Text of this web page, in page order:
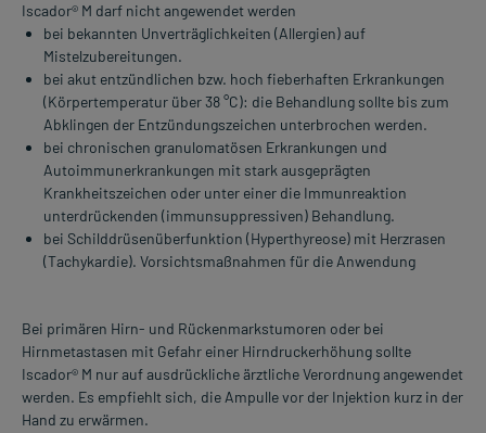
Iscador® M darf nicht angewendet werden
bei bekannten Unverträglichkeiten (Allergien) auf
Mistelzubereitungen.
bei akut entzündlichen bzw. hoch fieberhaften Erkrankungen
(Körpertemperatur über 38 °C): die Behandlung sollte bis zum
Abklingen der Entzündungszeichen unterbrochen werden.
bei chronischen granulomatösen Erkrankungen und
Autoimmunerkrankungen mit stark ausgeprägten
Krankheitszeichen oder unter einer die Immunreaktion
unterdrückenden (immunsuppressiven) Behandlung.
bei Schilddrüsenüberfunktion (Hyperthyreose) mit Herzrasen
(Tachykardie). Vorsichtsmaßnahmen für die Anwendung
Bei primären Hirn- und Rückenmarkstumoren oder bei
Hirnmetastasen mit Gefahr einer Hirndruckerhöhung sollte
Iscador® M nur auf ausdrückliche ärztliche Verordnung angewendet
werden. Es empfiehlt sich, die Ampulle vor der Injektion kurz in der
Hand zu erwärmen.